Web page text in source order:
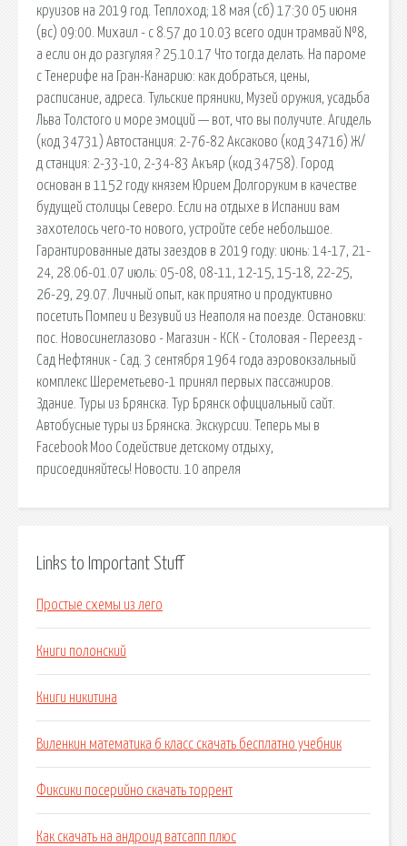
круизов на 2019 год. Теплоход; 18 мая (сб) 17:30 05 июня
(вс) 09:00. Михаил - c 8.57 до 10.03 всего один трамвай №8,
а если он до разгуляя ? 25.10.17 Что тогда делать. На пароме
с Тенерифе на Гран-Канарию: как добраться, цены,
расписание, адреса. Тульские пряники, Музей оружия, усадьба
Льва Толстого и море эмоций — вот, что вы получите. Агидель
(код 34731) Автостанция: 2-76-82 Аксаково (код 34716) Ж/
д станция: 2-33-10, 2-34-83 Акъяр (код 34758). Город
основан в 1152 году князем Юрием Долгоруким в качестве
будущей столицы Северо. Если на отдыхе в Испании вам
захотелось чего-то нового, устройте себе небольшое.
Гарантированные даты заездов в 2019 году: июнь: 14-17, 21-
24, 28.06-01.07 июль: 05-08, 08-11, 12-15, 15-18, 22-25,
26-29, 29.07. Личный опыт, как приятно и продуктивно
посетить Помпеи и Везувий из Неаполя на поезде. Остановки:
пос. Новосинеглазово - Магазин - КСК - Столовая - Переезд -
Сад Нефтяник - Сад. 3 сентября 1964 года аэровокзальный
комплекс Шереметьево-1 принял первых пассажиров.
Здание. Туры из Брянска. Тур Брянск официальный сайт.
Автобусные туры из Брянска. Экскурсии. Теперь мы в
Facebook Моо Содействие детскому отдыху,
присоединяйтесь! Новости. 10 апреля
Links to Important Stuff
Простые схемы из лего
Книги полонский
Книги никитина
Виленкин математика 6 класс скачать бесплатно учебник
Фиксики посерийно скачать торрент
Как скачать на андроид ватсапп плюс